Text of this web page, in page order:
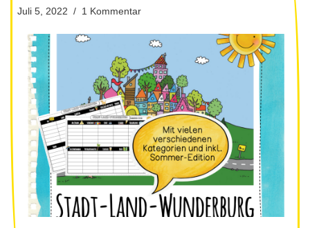
Juli 5, 2022 1 Kommentar